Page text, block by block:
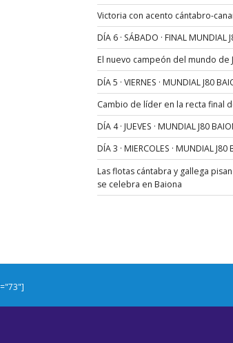
Victoria con acento cántabro-
DÍA 6 · SÁBADO · FINAL MUNDIAL
El nuevo campeón del mundo de
DÍA 5 · VIERNES · MUNDIAL J80
Cambio de líder en la recta final
DÍA 4 · JUEVES · MUNDIAL J80
DÍA 3 · MIERCOLES · MUNDIAL
Las flotas cántabra y gallega
se celebra en Baiona